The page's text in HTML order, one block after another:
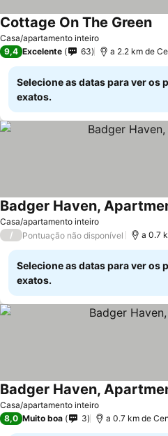
Casa/apartamento inteiro
Cottage On The Green
9,4 Excelente 63 a 2.2 km de
Selecione as datas para ver os
exatos.
Casa/apartamento inteiro
Badger Haven,
/ Pontuação não disponível a 0.7
Selecione as datas para ver os
exatos.
Casa/apartamento inteiro
Badger Haven,
8,0 Muito boa 3 a 0.7 km de